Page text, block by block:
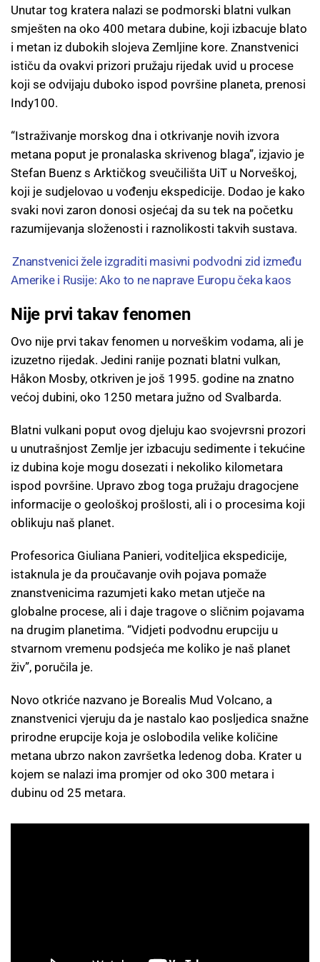
Unutar tog kratera nalazi se podmorski blatni vulkan
smješten na oko 400 metara dubine, koji izbacuje blato
i metan iz dubokih slojeva Zemljine kore. Znanstvenici
ističu da ovakvi prizori pružaju rijedak uvid u procese
koji se odvijaju duboko ispod površine planeta, prenosi
Indy100.
“Istraživanje morskog dna i otkrivanje novih izvora
metana poput je pronalaska skrivenog blaga”, izjavio je
Stefan Buenz s Arktičkog sveučilišta UiT u Norveškoj,
koji je sudjelovao u vođenju ekspedicije. Dodao je kako
svaki novi zaron donosi osjećaj da su tek na početku
razumijevanja složenosti i raznolikosti takvih sustava.
Znanstvenici žele izgraditi masivni podvodni zid između
Amerike i Rusije: Ako to ne naprave Europu čeka kaos
Nije prvi takav fenomen
Ovo nije prvi takav fenomen u norveškim vodama, ali je
izuzetno rijedak. Jedini ranije poznati blatni vulkan,
Håkon Mosby, otkriven je još 1995. godine na znatno
većoj dubini, oko 1250 metara južno od Svalbarda.
Blatni vulkani poput ovog djeluju kao svojevrsni prozori
u unutrašnjost Zemlje jer izbacuju sedimente i tekućine
iz dubina koje mogu dosezati i nekoliko kilometara
ispod površine. Upravo zbog toga pružaju dragocjene
informacije o geološkoj prošlosti, ali i o procesima koji
oblikuju naš planet.
Profesorica Giuliana Panieri, voditeljica ekspedicije,
istaknula je da proučavanje ovih pojava pomaže
znanstvenicima razumjeti kako metan utječe na
globalne procese, ali i daje tragove o sličnim pojavama
na drugim planetima. “Vidjeti podvodnu erupciju u
stvarnom vremenu podsjeća me koliko je naš planet
živ”, poručila je.
Novo otkriće nazvano je Borealis Mud Volcano, a
znanstvenici vjeruju da je nastalo kao posljedica snažne
prirodne erupcije koja je oslobodila velike količine
metana ubrzo nakon završetka ledenog doba. Krater u
kojem se nalazi ima promjer od oko 300 metara i
dubinu od 25 metara.